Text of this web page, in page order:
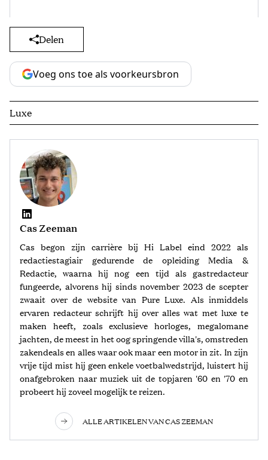
Delen
Voeg ons toe als voorkeursbron
Luxe
Cas Zeeman
Cas begon zijn carrière bij Hi Label eind 2022 als
redactiestagiair gedurende de opleiding Media &
Redactie, waarna hij nog een tijd als gastredacteur
fungeerde, alvorens hij sinds november 2023 de scepter
zwaait over de website van Pure Luxe. Als inmiddels
ervaren redacteur schrijft hij over alles wat met luxe te
maken heeft, zoals exclusieve horloges, megalomane
jachten, de meest in het oog springende villa's, omstreden
zakendeals en alles waar ook maar een motor in zit. In zijn
vrije tijd mist hij geen enkele voetbalwedstrijd, luistert hij
onafgebroken naar muziek uit de topjaren '60 en '70 en
probeert hij zoveel mogelijk te reizen.
ALLE ARTIKELEN VAN CAS ZEEMAN